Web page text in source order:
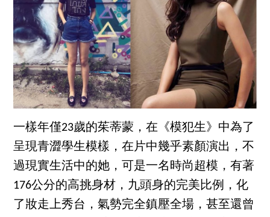
一樣年僅23歲的茱蒂蒙，在《模犯生》中為了
呈現青澀學生模樣，在片中幾乎素顏演出，不
過現實生活中的她，可是一名時尚超模，有著
176公分的高挑身材，九頭身的完美比例，化
了妝走上秀台，氣勢完全鎮壓全場，甚至還曾